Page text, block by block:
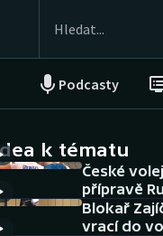
Podcasty
NEPŘEHLÉDNĚTE
Historické návraty
Aplikace ČT sport
k tématu
České
přípravě
Blokař
vrací do